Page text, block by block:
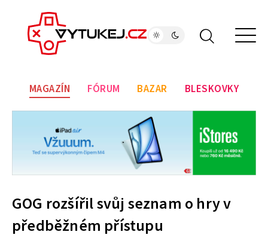
MAGAZÍN FÓRUM BAZAR BLESKOVKY
GOG rozšířil svůj seznam o hry v
předběžném přístupu